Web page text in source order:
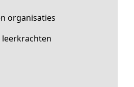
organisaties
leerkrachten